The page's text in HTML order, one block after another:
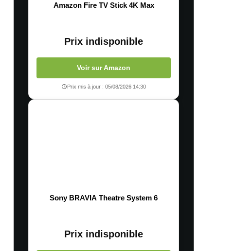
Amazon Fire TV Stick 4K Max
Prix indisponible
Voir sur Amazon
Prix mis à jour : 05/08/2026 14:30
Sony BRAVIA Theatre System 6
Prix indisponible